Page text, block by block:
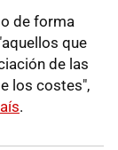
de forma
que
de las
los costes",
.